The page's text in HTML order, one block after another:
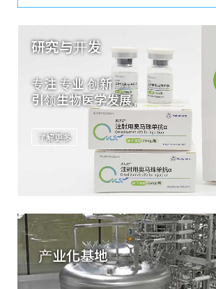
研究与开发
专注 专业 创新
引领生物医学发展
了解更多
产业化基地